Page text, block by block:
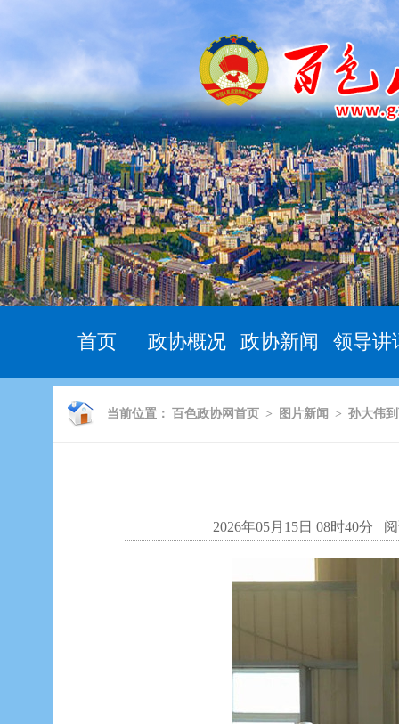
首页 政协概况 政协新闻 领导讲
当前位置： 百色政协网首页 > 图片新闻 > 孙大伟
2026年05月15日 08时40分 阅